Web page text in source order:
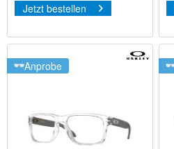
Jetzt bestellen
Anprobe